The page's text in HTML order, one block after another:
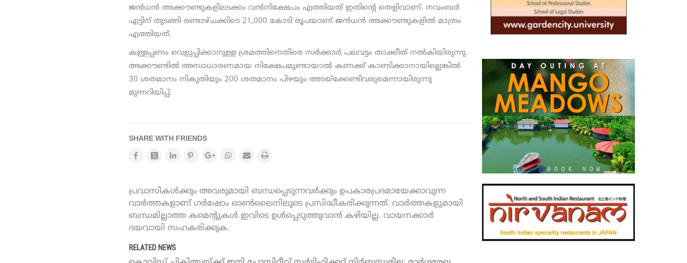
ജന്‍ധന്‍ അക്കൗണ്ടുകളിലടക്കം വന്‍നിക്ഷേപം എത്തിയത് ഇതിന്റെ തെളിവാണ്. നവംബര്‍
എട്ടിന് തുടങ്ങി രണ്ടാഴ്ചക്കിടെ 21,000 കോടി രൂപയാണ് ജന്‍ധന്‍ അക്കൗണ്ടുകളില്‍ മാത്രം
എത്തിയത്.
കള്ളപ്പണം വെളുപ്പിക്കാനുള്ള ശ്രമത്തിനെതിരെ സര്‍ക്കാര്‍ പലവട്ടം താക്കീത് നല്‍കിയിരുന്നു.
അക്കൗണ്ടില്‍ അസാധാരണമായ നിക്ഷേപമുണ്ടായാല്‍ കണക്ക് കാണിക്കാനായില്ലെങ്കില്‍
30 ശതമാനം നികുതിയും 200 ശതമാനം പിഴയും അടയ്‌ക്കേണ്ടിവരുമെന്നായിരുന്നു
മുന്നറിയിപ്പ്.
SHARE WITH FRIENDS
പ്രവാസികൾക്കും അവരുമായി ബന്ധപ്പെടുന്നവർക്കും ഉപകാരപ്രദമായേക്കാവുന്ന
വാർത്തകളാണ് ഗർഷോം ഓൺലൈനിലൂടെ പ്രസിദ്ധീകരിക്കുന്നത്. വാർത്തകളുമായി
ബന്ധമില്ലാത്ത കമെന്റുകൾ ഇവിടെ ഉൾപ്പെടുത്തുവാൻ കഴിയില്ല. വായനക്കാർ
ദയവായി സഹകരിക്കുക.
RELATED NEWS